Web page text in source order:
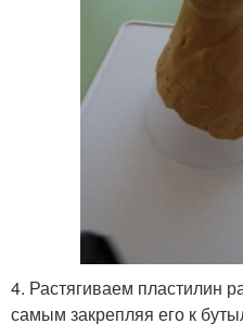
4. Растягиваем пластилин
самым закрепляя его к